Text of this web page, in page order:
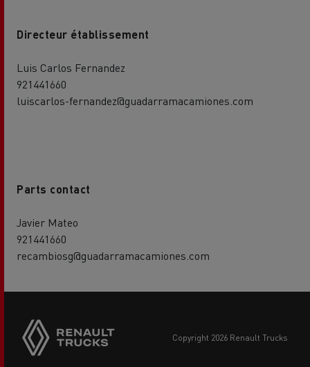
Directeur établissement
Luis Carlos Fernandez
921441660
luiscarlos-fernandez@guadarramacamiones.com
Parts contact
Javier Mateo
921441660
recambiosg@guadarramacamiones.com
buttons
copyright 2026 Renault Trucks